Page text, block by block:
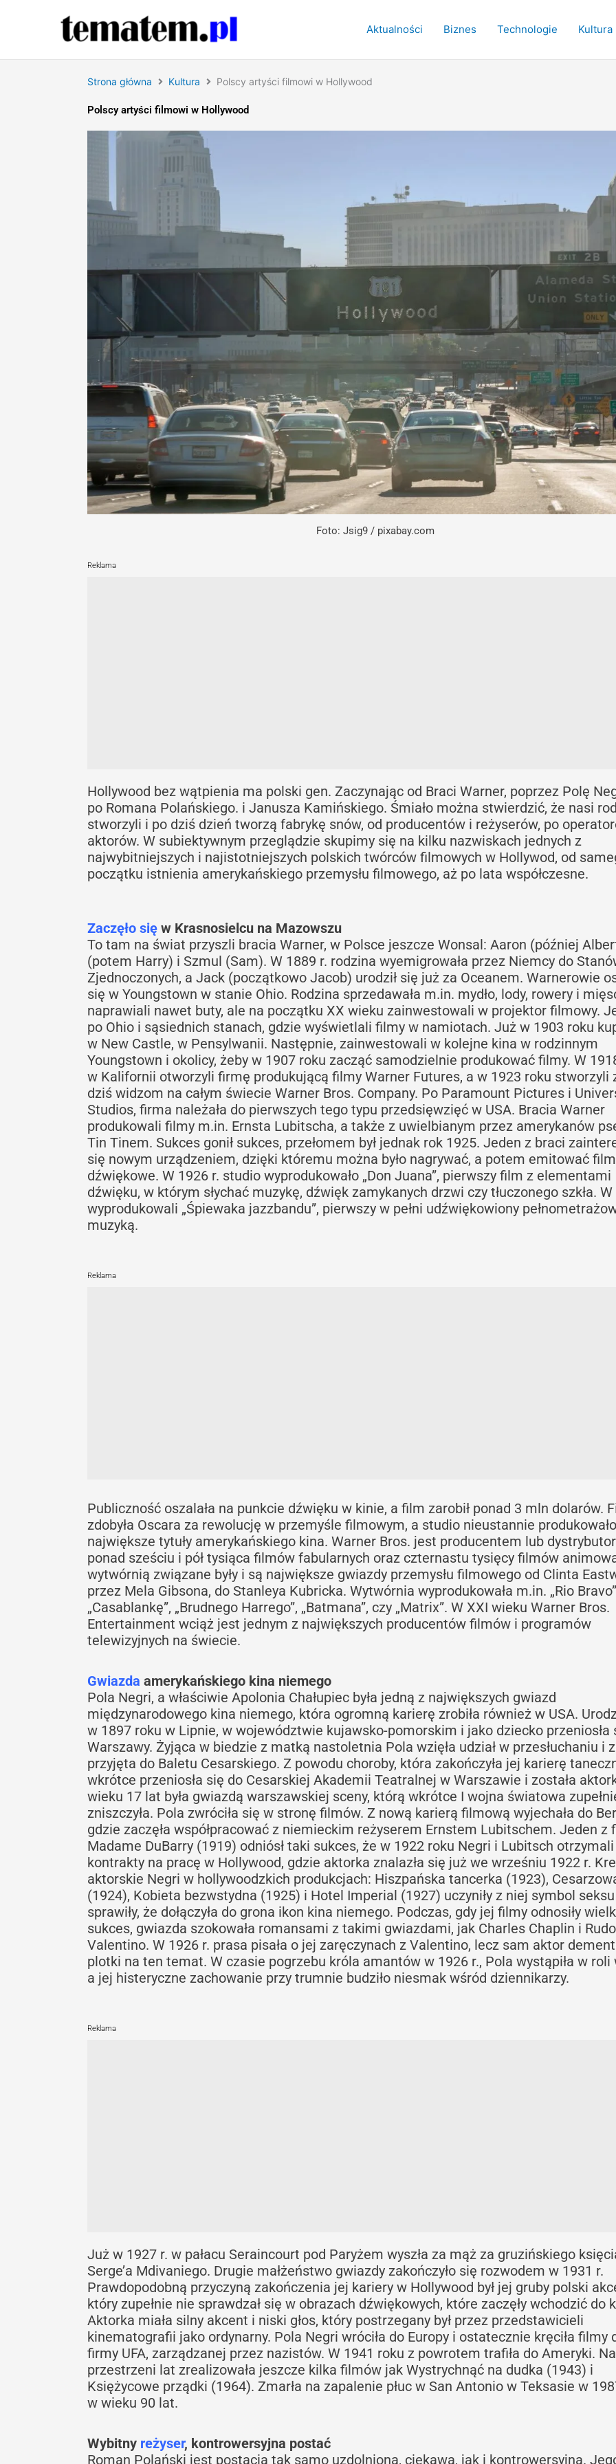
Aktualności Biznes Technologie Kultura
Strona główna Kultura Polscy artyści filmowi w Hollywood
Polscy artyści filmowi w Hollywood
Foto: Jsig9 / pixabay.com
Reklama
Hollywood bez wątpienia ma polski gen. Zaczynając od Braci Warner, poprzez Polę
po Romana Polańskiego. i Janusza Kamińskiego. Śmiało można stwierdzić, że nasi
stworzyli i po dziś dzień tworzą fabrykę snów, od producentów i reżyserów, po
aktorów. W subiektywnym przeglądzie skupimy się na kilku nazwiskach jednych z
najwybitniejszych i najistotniejszych polskich twórców filmowych w Hollywod, od
początku istnienia amerykańskiego przemysłu filmowego, aż po lata współczesne.
Zaczęło się w Krasnosielcu na Mazowszu
To tam na świat przyszli bracia Warner, w Polsce jeszcze Wonsal: Aaron (później
(potem Harry) i Szmul (Sam). W 1889 r. rodzina wyemigrowała przez Niemcy do
Zjednoczonych, a Jack (początkowo Jacob) urodził się już za Oceanem. Warnerowie
się w Youngstown w stanie Ohio. Rodzina sprzedawała m.in. mydło, lody, rowery i
naprawiali nawet buty, ale na początku XX wieku zainwestowali w projektor filmowy.
po Ohio i sąsiednich stanach, gdzie wyświetlali filmy w namiotach. Już w 1903 roku
w New Castle, w Pensylwanii. Następnie, zainwestowali w kolejne kina w rodzinnym
Youngstown i okolicy, żeby w 1907 roku zacząć samodzielnie produkować filmy. W
w Kalifornii otworzyli firmę produkującą filmy Warner Futures, a w 1923 roku stworzyli
dziś widzom na całym świecie Warner Bros. Company. Po Paramount Pictures i
Studios, firma należała do pierwszych tego typu przedsięwzięć w USA. Bracia Warner
produkowali filmy m.in. Ernsta Lubitscha, a także z uwielbianym przez amerykanów
Tin Tinem. Sukces gonił sukces, przełomem był jednak rok 1925. Jeden z braci
się nowym urządzeniem, dzięki któremu można było nagrywać, a potem emitować
dźwiękowe. W 1926 r. studio wyprodukowało „Don Juana”, pierwszy film z elementami
dźwięku, w którym słychać muzykę, dźwięk zamykanych drzwi czy tłuczonego szkła. W
wyprodukowali „Śpiewaka jazzbandu”, pierwszy w pełni udźwiękowiony
muzyką.
Reklama
Publiczność oszalała na punkcie dźwięku w kinie, a film zarobił ponad 3 mln dolarów.
zdobyła Oscara za rewolucję w przemyśle filmowym, a studio nieustannie produkowało
największe tytuły amerykańskiego kina. Warner Bros. jest producentem lub
ponad sześciu i pół tysiąca filmów fabularnych oraz czternastu tysięcy filmów
wytwórnią związane były i są największe gwiazdy przemysłu filmowego od Clinta
przez Mela Gibsona, do Stanleya Kubricka. Wytwórnia wyprodukowała m.in. „Rio
„Casablankę”, „Brudnego Harrego”, „Batmana”, czy „Matrix”. W XXI wieku Warner Bros.
Entertainment wciąż jest jednym z największych producentów filmów i programów
telewizyjnych na świecie.
Gwiazda amerykańskiego kina niemego
Pola Negri, a właściwie Apolonia Chałupiec była jedną z największych gwiazd
międzynarodowego kina niemego, która ogromną karierę zrobiła również w USA.
w 1897 roku w Lipnie, w województwie kujawsko-pomorskim i jako dziecko przeniosła
Warszawy. Żyjąca w biedzie z matką nastoletnia Pola wzięła udział w przesłuchaniu i
przyjęta do Baletu Cesarskiego. Z powodu choroby, która zakończyła jej karierę
wkrótce przeniosła się do Cesarskiej Akademii Teatralnej w Warszawie i została
wieku 17 lat była gwiazdą warszawskiej sceny, którą wkrótce I wojna światowa
zniszczyła. Pola zwróciła się w stronę filmów. Z nową karierą filmową wyjechała do
gdzie zaczęła współpracować z niemieckim reżyserem Ernstem Lubitschem. Jeden z
Madame DuBarry (1919) odniósł taki sukces, że w 1922 roku Negri i Lubitsch otrzymali
kontrakty na pracę w Hollywood, gdzie aktorka znalazła się już we wrześniu 1922 r.
aktorskie Negri w hollywoodzkich produkcjach: Hiszpańska tancerka (1923),
(1924), Kobieta bezwstydna (1925) i Hotel Imperial (1927) uczyniły z niej symbol
sprawiły, że dołączyła do grona ikon kina niemego. Podczas, gdy jej filmy odnosiły
sukces, gwiazda szokowała romansami z takimi gwiazdami, jak Charles Chaplin i
Valentino. W 1926 r. prasa pisała o jej zaręczynach z Valentino, lecz sam aktor
plotki na ten temat. W czasie pogrzebu króla amantów w 1926 r., Pola wystąpiła w roli
a jej histeryczne zachowanie przy trumnie budziło niesmak wśród dziennikarzy.
Reklama
Już w 1927 r. w pałacu Seraincourt pod Paryżem wyszła za mąż za gruzińskiego
Serge’a Mdivaniego. Drugie małżeństwo gwiazdy zakończyło się rozwodem w 1931 r.
Prawdopodobną przyczyną zakończenia jej kariery w Hollywood był jej gruby polski
który zupełnie nie sprawdzał się w obrazach dźwiękowych, które zaczęły wchodzić do
Aktorka miała silny akcent i niski głos, który postrzegany był przez przedstawicieli
kinematografii jako ordynarny. Pola Negri wróciła do Europy i ostatecznie kręciła filmy
firmy UFA, zarządzanej przez nazistów. W 1941 roku z powrotem trafiła do Ameryki. Na
przestrzeni lat zrealizowała jeszcze kilka filmów jak Wystrychnąć na dudka (1943) i
Księżycowe prządki (1964). Zmarła na zapalenie płuc w San Antonio w Teksasie w
w wieku 90 lat.
Wybitny reżyser, kontrowersyjna postać
Roman Polański jest postacią tak samo uzdolnioną, ciekawą, jak i kontrowersyjną.